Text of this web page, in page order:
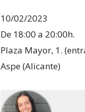
10/02/2023
De 18:00 a 20:00h.
Plaza Mayor, 1.
Aspe (Alicante)